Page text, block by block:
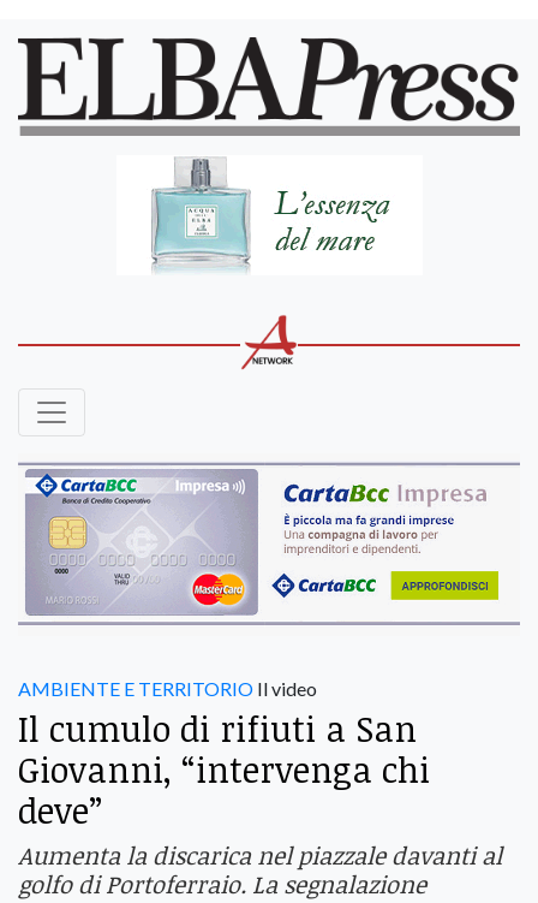
AMBIENTE E TERRITORIO Il video
Il cumulo di rifiuti a San
Giovanni, “intervenga chi
deve”
Aumenta la discarica nel piazzale davanti al
golfo di Portoferraio. La segnalazione